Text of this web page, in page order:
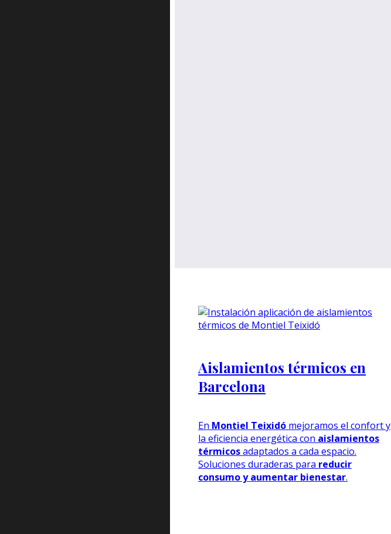
Aislamientos térmicos en
Barcelona
En Montiel Teixidó mejoramos el confort y
la eficiencia energética con aislamientos
térmicosadaptados a cada espacio.
Soluciones duraderas para reducir
consumo y aumentar bienestar.